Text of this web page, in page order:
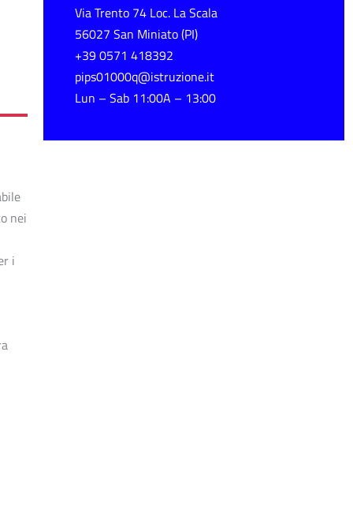
nei
i
Via Trento 74 Loc. La Scala
56027 San Miniato (PI)
+39 0571 418392
pips01000q@istruzione.it
Lun – Sab 11:00A – 13:00